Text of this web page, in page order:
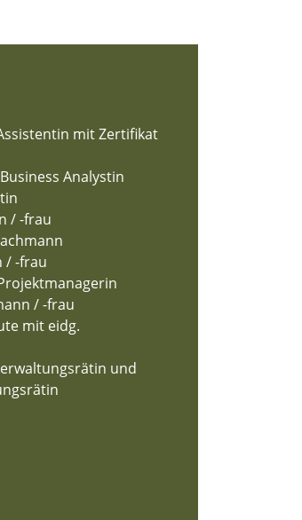
mit Zertifikat
Analystin
/ -frau
/ -frau
/ -frau
mit eidg.
und